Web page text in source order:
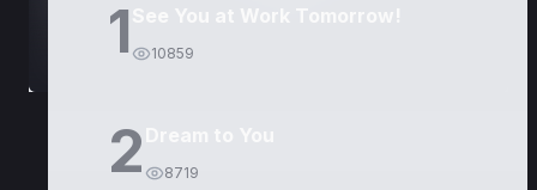
1 10859
2 8719